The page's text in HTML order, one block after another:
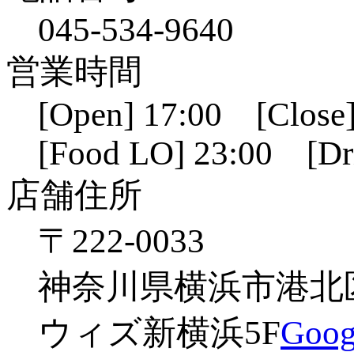
045-534-9640
営業時間
[Open] 17:00
[Food LO] 23:00
店舗住所
〒222-0033
神奈川県横浜市港北
ウィズ新横浜5F